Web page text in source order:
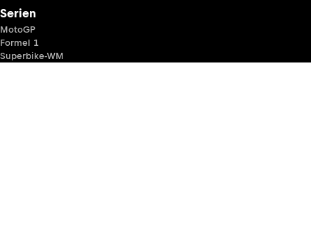
Serien
MotoGP
Formel 1
Superbike-WM